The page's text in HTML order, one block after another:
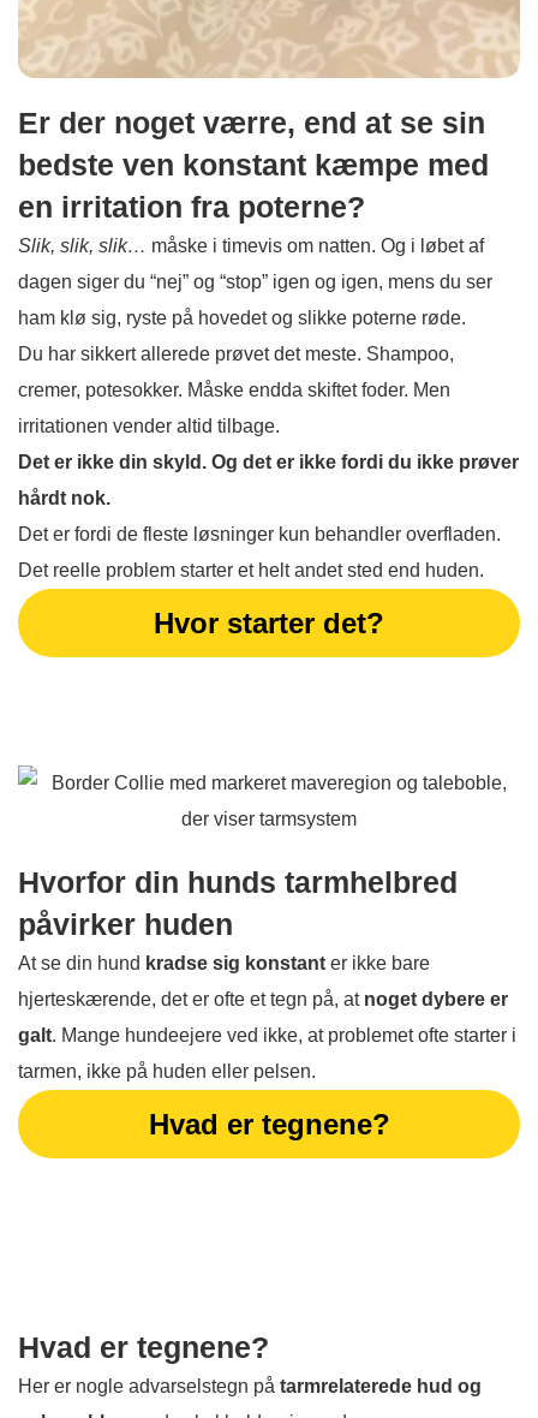
Er der noget værre, end at se sin
bedste ven konstant kæmpe med
en irritation fra poterne?
Slik, slik, slik… måske i timevis om natten. Og i løbet af
dagen siger du “nej” og “stop” igen og igen, mens du ser
ham klø sig, ryste på hovedet og slikke poterne røde.
Du har sikkert allerede prøvet det meste. Shampoo,
cremer, potesokker. Måske endda skiftet foder. Men
irritationen vender altid tilbage.
Det er ikke din skyld. Og det er ikke fordi du ikke prøver
hårdt nok.
Det er fordi de fleste løsninger kun behandler overfladen.
Det reelle problem starter et helt andet sted end huden.
Hvor starter det?
Hvorfor din hunds tarmhelbred
påvirker huden
At se din hund kradse sig konstant er ikke bare
hjerteskærende, det er ofte et tegn på, at noget dybere er
galt. Mange hundeejere ved ikke, at problemet ofte starter i
tarmen, ikke på huden eller pelsen.
Hvad er tegnene?
Hvad er tegnene?
Her er nogle advarselstegn på tarmrelaterede hud og